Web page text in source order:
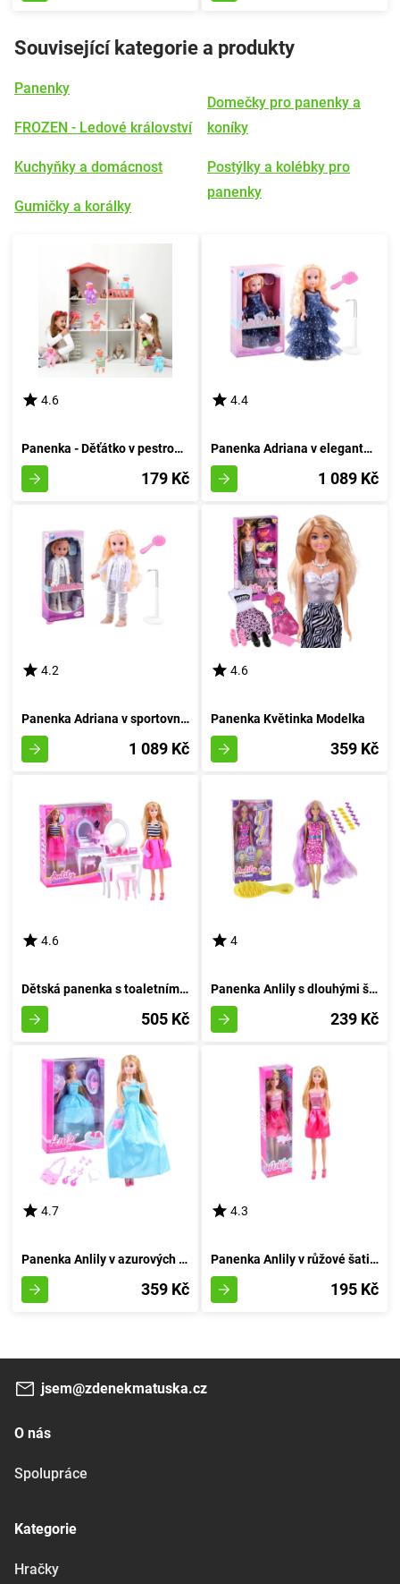
Související kategorie a produkty
Panenky
FROZEN - Ledové království
Kuchyňky a domácnost
Gumičky a korálky
Domečky pro panenky a
koníky
Postýlky a kolébky pro
panenky
4.6
Panenka - Děťátko v pestrobarevných pantoflích s dudlíkem
179 Kč
4.4
Panenka Adriana v elegantní róbě
1 089 Kč
4.2
Panenka Adriana v sportovním outfitu
1 089 Kč
4.6
Panenka Květinka Modelka
359 Kč
4.6
Dětská panenka s toaletním stolečkem Lily
505 Kč
4
Panenka Anlily s dlouhými švestkovými vlákny
239 Kč
4.7
Panenka Anlily v azurových večerních šatech
359 Kč
4.3
Panenka Anlily v růžové šatičce
195 Kč
jsem@zdenekmatuska.cz
O nás
Spolupráce
Kategorie
Hračky